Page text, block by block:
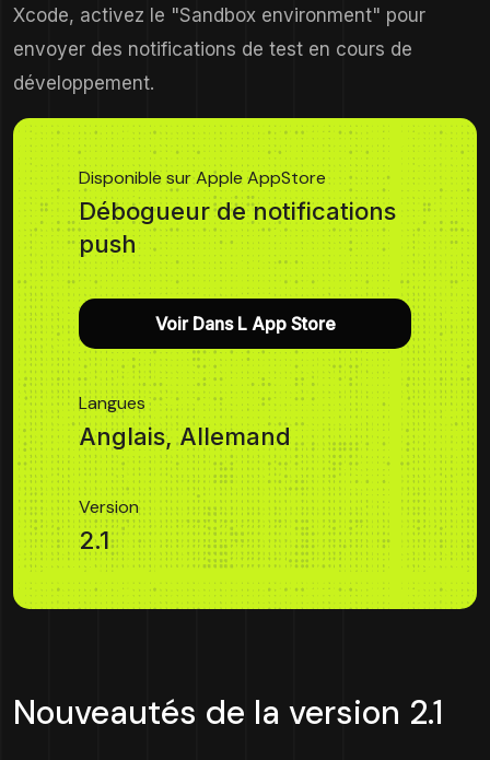
Xcode, activez le "Sandbox environment" pour
envoyer des notifications de test en cours de
développement.
Disponible sur Apple AppStore
Débogueur de notifications
push
Voir Dans L App Store
Langues
Anglais, Allemand
Version
2.1
Nouveautés de la version 2.1